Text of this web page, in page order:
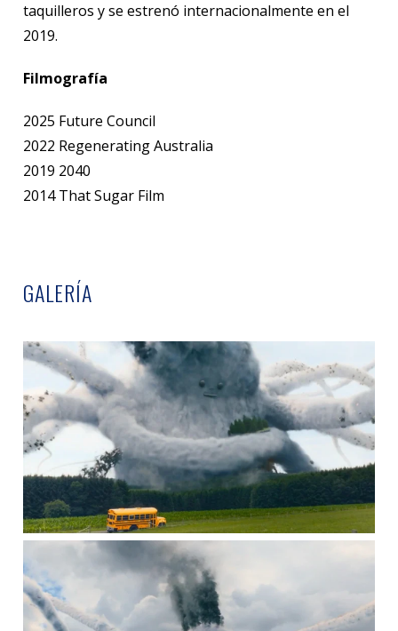
taquilleros y se estrenó internacionalmente en el
2019.
Filmografía
2025 Future Council
2022 Regenerating Australia
2019 2040
2014 That Sugar Film
GALERÍA